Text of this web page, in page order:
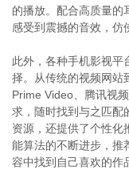
的播放。配合高质量的
感受到震撼的音效，仿
此外，各种手机影视平
择。从传统的视频网站
Prime Video、腾讯视
求，随时找到与之匹配
资源，还提供了个性化
能算法的不断进步，推
容中找到自己喜欢的作